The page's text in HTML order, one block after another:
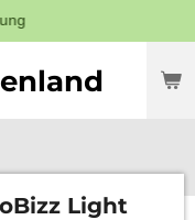
Light